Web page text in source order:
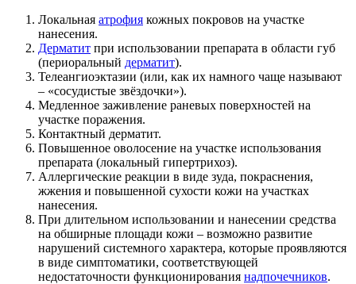
Локальная атрофия кожных покровов на участке
нанесения.
Дерматит при использовании препарата в области губ
(периоральный дерматит).
Телеангиоэктазии (или, как их намного чаще называют
– «сосудистые звёздочки»).
Медленное заживление раневых поверхностей на
участке поражения.
Контактный дерматит.
Повышенное оволосение на участке использования
препарата (локальный гипертрихоз).
Аллергические реакции в виде зуда, покраснения,
жжения и повышенной сухости кожи на участках
нанесения.
При длительном использовании и нанесении средства
на обширные площади кожи – возможно развитие
нарушений системного характера, которые проявляются
в виде симптоматики, соответствующей
недостаточности функционирования надпочечников.